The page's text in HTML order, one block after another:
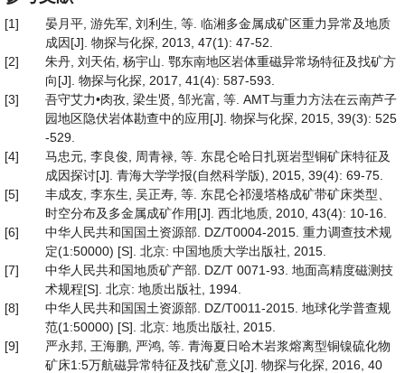
[1]
晏月平, 游先军, 刘利生, 等. 临湘多金属成矿区重力异常及地质
成因[J]. 物探与化探, 2013, 47(1): 47-52.
[2]
朱丹, 刘天佑, 杨宇山. 鄂东南地区岩体重磁异常场特征及找矿方
向[J]. 物探与化探, 2017, 41(4): 587-593.
[3]
吾守艾力•肉孜, 梁生贤, 邹光富, 等. AMT与重力方法在云南芦子
园地区隐伏岩体勘查中的应用[J]. 物探与化探, 2015, 39(3): 525
-529.
[4]
马忠元, 李良俊, 周青禄, 等. 东昆仑哈日扎斑岩型铜矿床特征及
成因探讨[J]. 青海大学学报(自然科学版), 2015, 39(4): 69-75.
[5]
丰成友, 李东生, 吴正寿, 等. 东昆仑祁漫塔格成矿带矿床类型、
时空分布及多金属成矿作用[J]. 西北地质, 2010, 43(4): 10-16.
[6]
中华人民共和国国土资源部. DZ/T0004-2015. 重力调查技术规
定(1:50000) [S]. 北京: 中国地质大学出版社, 2015.
[7]
中华人民共和国地质矿产部. DZ/T 0071-93. 地面高精度磁测技
术规程[S]. 北京: 地质出版社, 1994.
[8]
中华人民共和国国土资源部. DZ/T0011-2015. 地球化学普查规
范(1:50000) [S]. 北京: 地质出版社, 2015.
[9]
严永邦, 王海鹏, 严鸿, 等. 青海夏日哈木岩浆熔离型铜镍硫化物
矿床1:5万航磁异常特征及找矿意义[J]. 物探与化探, 2016, 40